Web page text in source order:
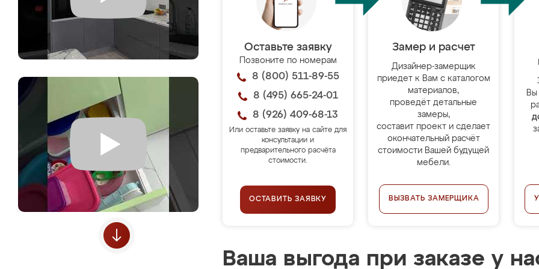
Оставьте заявку
Позвоните по номерам
8 (800) 511-89-55
8 (495) 665-24-01
8 (926) 409-68-13
Или оставьте заявку на сайте для
консультации и
предварительного расчёта
стоимости.
ОСТАВИТЬ ЗАЯВКУ
Замер и расчет
Дизайнер-замерщик
приедет к Вам с каталогом
материалов,
проведёт детальные
замеры,
составит проект и сделает
окончательный расчёт
стоимости Вашей будущей
мебели.
ВЫЗВАТЬ ЗАМЕРЩИКА
Вы
Ваша выгода при заказе у